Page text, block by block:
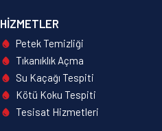
HIZMETLER
Petek Temizliği
Tıkanıklık Açma
Su Kaçağı Tespiti
Kötü Koku Tespiti
Tesisat Hizmetleri